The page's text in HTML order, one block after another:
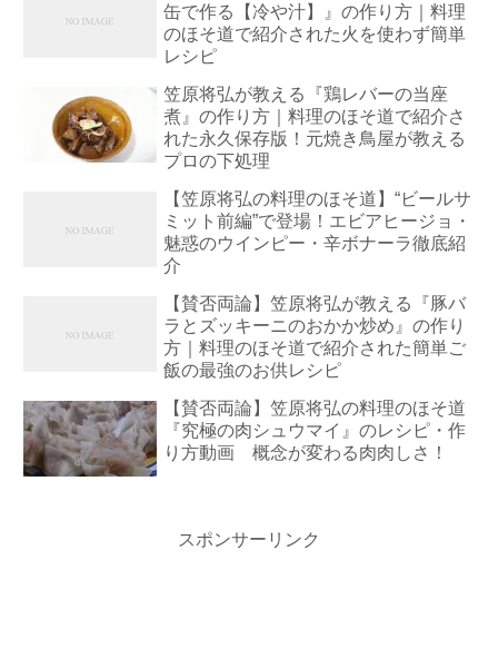
缶で作る【冷や汁】』の作り方｜料理
のほそ道で紹介された火を使わず簡単
レシピ
笠原将弘が教える『鶏レバーの当座
煮』の作り方｜料理のほそ道で紹介さ
れた永久保存版！元焼き鳥屋が教える
プロの下処理
【笠原将弘の料理のほそ道】“ビールサ
ミット前編”で登場！エビアヒージョ・
魅惑のウインピー・辛ボナーラ徹底紹
介
【賛否両論】笠原将弘が教える『豚バ
ラとズッキーニのおかか炒め』の作り
方｜料理のほそ道で紹介された簡単ご
飯の最強のお供レシピ
【賛否両論】笠原将弘の料理のほそ道
『究極の肉シュウマイ』のレシピ・作
り方動画 概念が変わる肉肉しさ！
スポンサーリンク